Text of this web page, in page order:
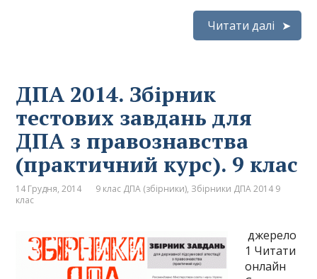
Читати далі
ДПА 2014. Збірник
тестових завдань для
ДПА з правознавства
(практичний курс). 9 клас
14 Грудня, 2014 9 клас ДПА (збірники), Збірники ДПА 2014 9
клас
джерело
1 Читати
онлайн